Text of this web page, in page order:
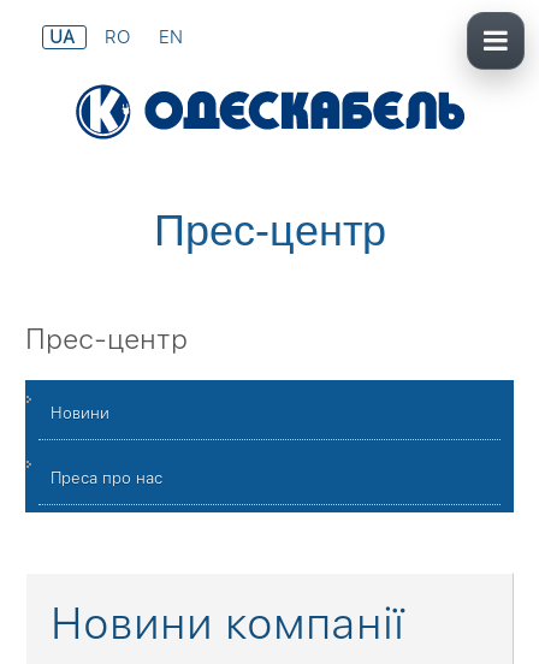
UA RO EN
Прес-центр
Прес-центр
Новини
Преса про нас
Новини компанії